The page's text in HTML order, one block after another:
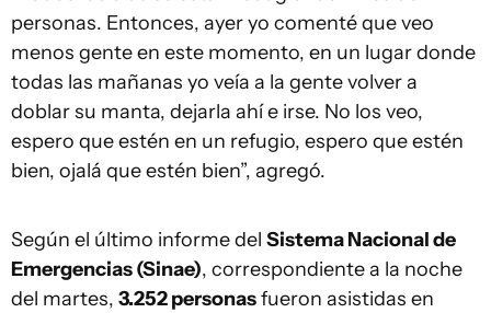
personas. Entonces, ayer yo comenté que veo
menos gente en este momento, en un lugar donde
todas las mañanas yo veía a la gente volver a
doblar su manta, dejarla ahí e irse. No los veo,
espero que estén en un refugio, espero que estén
bien, ojalá que estén bien”, agregó.
Según el último informe del Sistema Nacional de
Emergencias (Sinae), correspondiente a la noche
del martes, 3.252 personasfueron asistidas en